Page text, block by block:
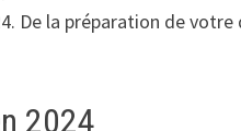
De la préparation de
2024